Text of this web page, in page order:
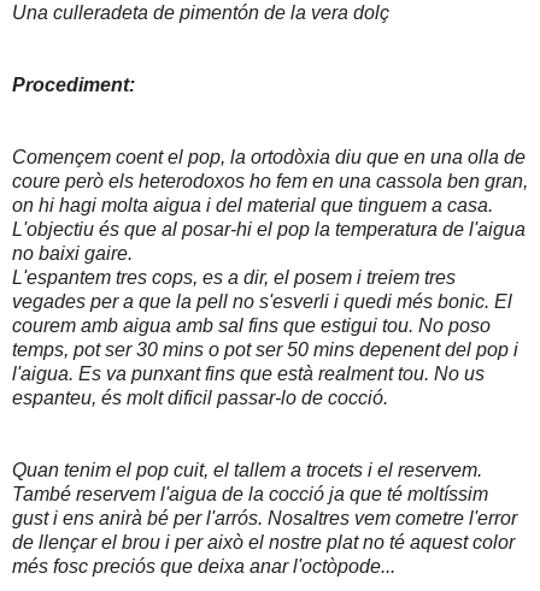
Una culleradeta de pimentón de la vera dolç
Procediment:
Començem coent el pop, la ortodòxia diu que en una olla de
coure però els heterodoxos ho fem en una cassola ben gran,
on hi hagi molta aigua i del material que tinguem a casa.
L'objectiu és que al posar-hi el pop la temperatura de l'aigua
no baixi gaire.
L'espantem tres cops, es a dir, el posem i treiem tres
vegades per a que la pell no s'esverli i quedi més bonic. El
courem amb aigua amb sal fins que estigui tou. No poso
temps, pot ser 30 mins o pot ser 50 mins depenent del pop i
l'aigua. Es va punxant fins que està realment tou. No us
espanteu, és molt dificil passar-lo de cocció.
Quan tenim el pop cuit, el tallem a trocets i el reservem.
També reservem l'aigua de la cocció ja que té moltíssim
gust i ens anirà bé per l'arrós. Nosaltres vem cometre l'error
de llençar el brou i per això el nostre plat no té aquest color
més fosc preciós que deixa anar l'octòpode...